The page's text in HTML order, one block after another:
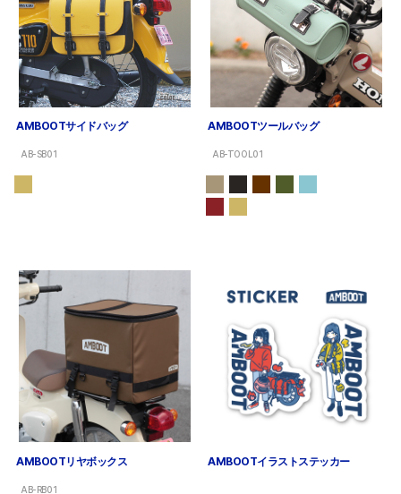
AMBOOTサイドバッグ
AB-SB01
AMBOOTツールバッグ
AB-TOOL01
AMBOOTリヤボックス
AB-RB01
AMBOOTイラストステッカー